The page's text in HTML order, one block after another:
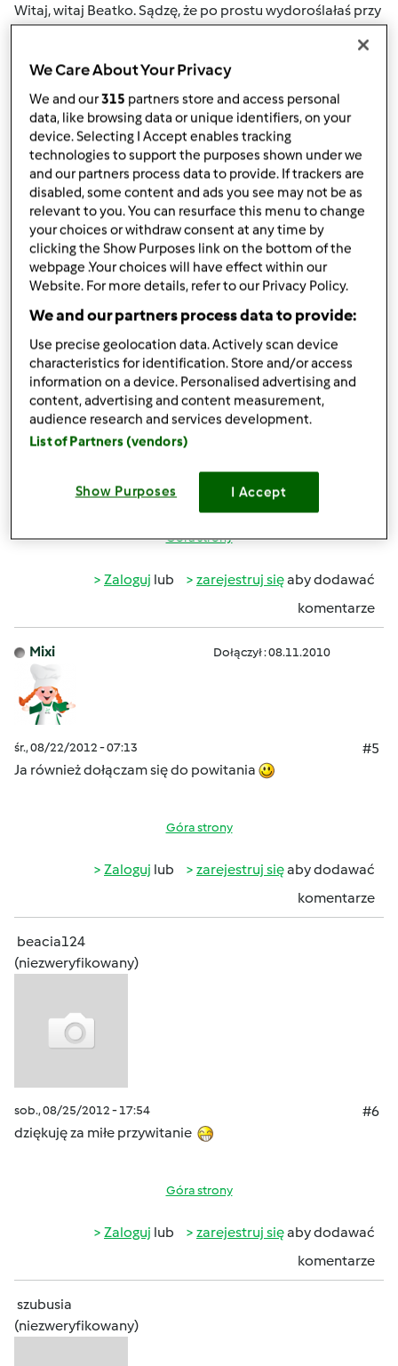
Witaj, witaj Beatko. Sądzę, że po prostu wydoroślałaś przy
thermomixie, masz swoją rodzne i wiesz z doswiadczenia
co to jest w kuchni Thermomix. Brawo ! Działaj! Czekamy
na Twoje przepisy.
Góra strony
Zalogujlub zarejestruj sięaby dodawać
komentarze
magi1 (niezweryfikowany)
wt., 08/21/2012 - 20:10
Witaj Beatko w naszym skromnym gronie
lepiej nie
mogłas trafic masz TM i Nas
Góra strony
Zaloguj lub zarejestruj sięaby dodawać
komentarze
Mixi Dołączył : 08.11.2010
śr., 08/22/2012 - 07:13
#5
Ja również dołączam się do powitania
Góra strony
Zaloguj lub zarejestruj sięaby dodawać
komentarze
beacia124
(niezweryfikowany)
sob., 08/25/2012 - 17:54
#6
dziękuję za miłe przywitanie
Góra strony
Zaloguj lub zarejestruj sięaby dodawać
komentarze
szubusia
(niezweryfikowany)
We Care About Your Privacy
We and our315 partners store and access personal
data, like browsing data or unique identifiers, on your
device. Selecting I Accept enables tracking
technologies to support the purposes shown under we
and our partners process data to provide. If trackers are
disabled, some content and ads you see may not be as
relevant to you. You can resurface this menu to change
your choices or withdraw consent at any time by
clicking the Show Purposes link on the bottom of the
webpage .Your choices will have effect within our
Website. For more details, refer to our Privacy Policy.
We and our partners process data to provide:
Use precise geolocation data. Actively scan device
characteristics for identification. Store and/or access
information on a device. Personalised advertising and
content, advertising and content measurement,
audience research and services development.
List of Partners (vendors)
Show Purposes I Accept